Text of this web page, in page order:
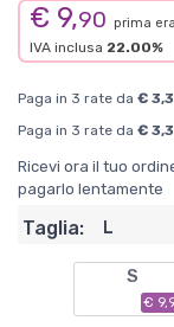
€ 9,90 prima
IVA inclusa 22.00%
Paga in 3 rate da €
Paga in 3 rate da €
Ricevi ora il tuo
pagarlo lentamente
Taglia: L
S
€